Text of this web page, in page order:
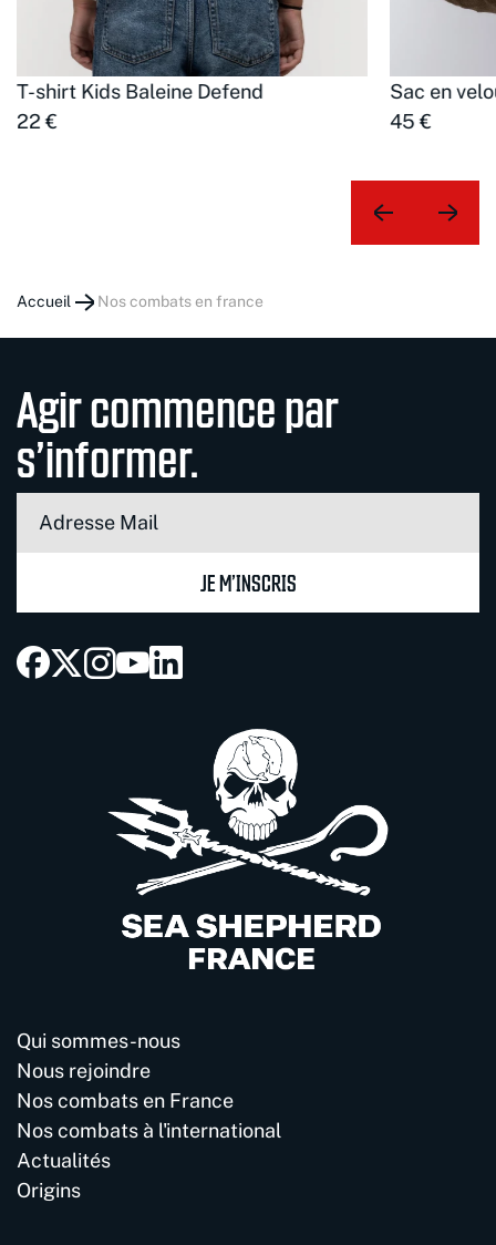
T-shirt Kids Baleine Defend
22 €
Sac en
45 €
Accueil nos combats en france
Agir commence par
s’informer.
JE M’INSCRIS
Qui sommes-nous
Nous rejoindre
Nos combats en France
Nos combats à l'international
Actualités
Origins